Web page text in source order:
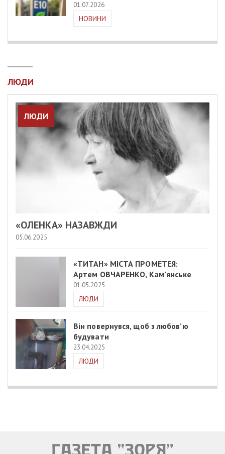
01.07.2026
НОВИНИ
ЛЮДИ
ЛЮДИ
«ОЛЕНКА» НАЗАВЖДИ
05.06.2025
«ТИТАН» МІСТА ПРОМЕТЕЯ:
Артем ОВЧАРЕНКО, Кам’янське
01.05.2025
ЛЮДИ
Він повернувся, щоб з любов’ю
будувати
23.04.2025
ЛЮДИ